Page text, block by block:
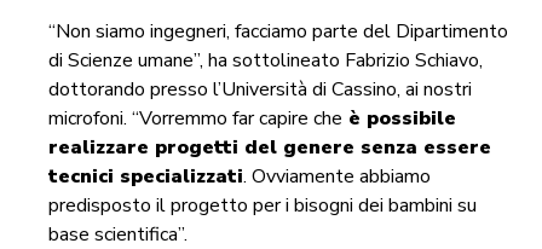
“Non siamo ingegneri, facciamo parte del Dipartimento
di Scienze umane”, ha sottolineato Fabrizio Schiavo,
dottorando presso l’Università di Cassino, ai nostri
microfoni. “Vorremmo far capire che è possibile
realizzare progetti del genere senza essere
tecnici specializzati. Ovviamente abbiamo
predisposto il progetto per i bisogni dei bambini su
base scientifica”.